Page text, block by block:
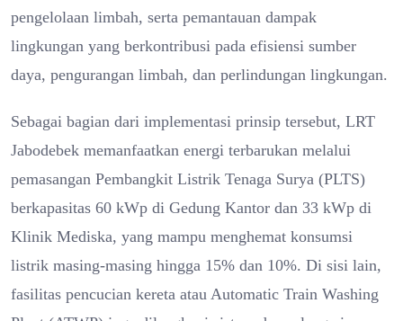
pengelolaan limbah, serta pemantauan dampak
lingkungan yang berkontribusi pada efisiensi sumber
daya, pengurangan limbah, dan perlindungan lingkungan.
Sebagai bagian dari implementasi prinsip tersebut, LRT
Jabodebek memanfaatkan energi terbarukan melalui
pemasangan Pembangkit Listrik Tenaga Surya (PLTS)
berkapasitas 60 kWp di Gedung Kantor dan 33 kWp di
Klinik Mediska, yang mampu menghemat konsumsi
listrik masing-masing hingga 15% dan 10%. Di sisi lain,
fasilitas pencucian kereta atau Automatic Train Washing